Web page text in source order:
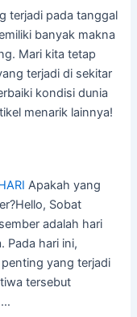
terjadi pada tanggal
banyak makna
Mari kita tetap
terjadi di sekitar
kondisi dunia
menarik lainnya!
Apakah yang
Sobat
adalah hari
Pada hari ini,
yang terjadi
tersebut